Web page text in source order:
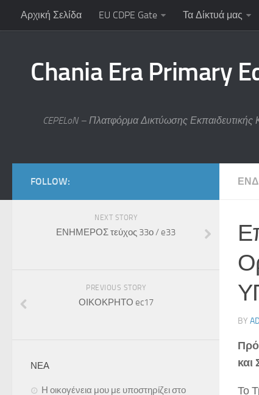
Αρχική Σελίδα EU CDPE Gate Τα Δίκτυά μας
Chania Era Primary
CEPELoN – Πλατφόρμα Δικτύωσης
BY
και
Το
FOLLOW:
NEXT STORY
ΕΝΗΜΕΡΟΣ τεύχος 33ο / e33
PREVIOUS STORY
ΟΙΚΟΚΡΗΤΟ ec17
ΝΕΑ
Η οικογένεια μου με υποστηρίζει στο